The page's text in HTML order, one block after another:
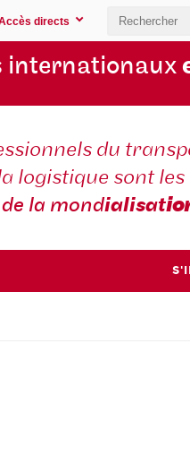
directs
internationaux
du
logistique sont les
de la mondialisat